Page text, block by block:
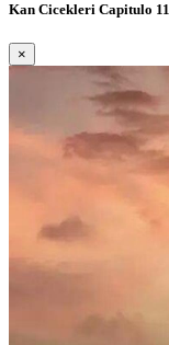
Kan Cicekleri Capitulo
×